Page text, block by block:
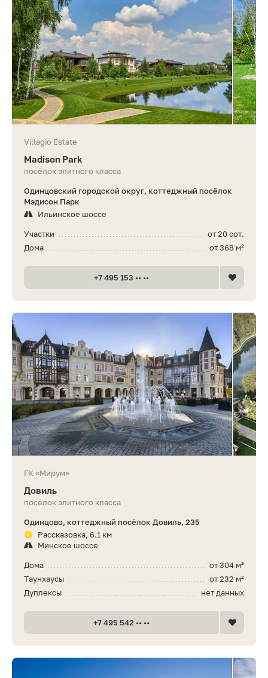
Villagio Estate
Madison Park
посёлок элитного класса
Одинцовский городской округ, коттеджный посёлок
Мэдисон Парк
Ильинское шоссе
от 20 сот.
Участки
от 368 м²
Дома
+7 495 153 •• ••
ГК «Мирум»
Довиль
посёлок элитного класса
Одинцово, коттеджный посёлок Довиль, 235
Рассказовка, 6.1 км
Минское шоссе
от 304 м²
Дома
от 232 м²
Таунхаусы
нет данных
Дуплексы
+7 495 542 •• ••